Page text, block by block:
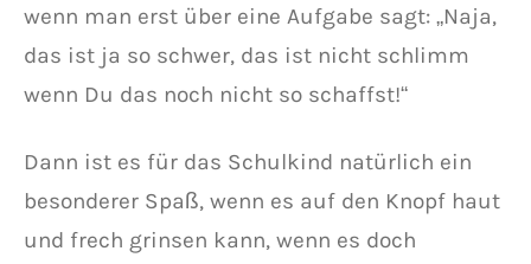
wenn man erst über eine Aufgabe sagt: „Naja,
das ist ja so schwer, das ist nicht schlimm
wenn Du das noch nicht so schaffst!“
Dann ist es für das Schulkind natürlich ein
besonderer Spaß, wenn es auf den Knopf haut
und frech grinsen kann, wenn es doch